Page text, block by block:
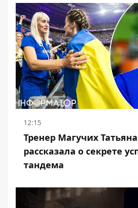
12:15
Тренер Магучих
рассказала о секрете
тандема